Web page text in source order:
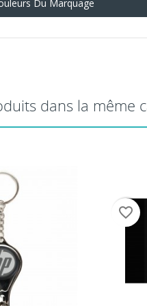
Du Marquage
dans la même
favorite_border